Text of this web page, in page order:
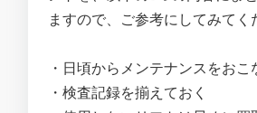
ますので、ご参考にしてみてく
・日頃からメンテナンスをおこ
・検査記録を揃えておく